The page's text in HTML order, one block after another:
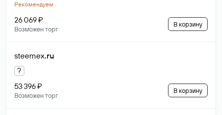
Рекомендуем
26 069 ₽
Возможен торг
В корзину
steemex.ru
?
53 396 ₽
Возможен торг
В корзину